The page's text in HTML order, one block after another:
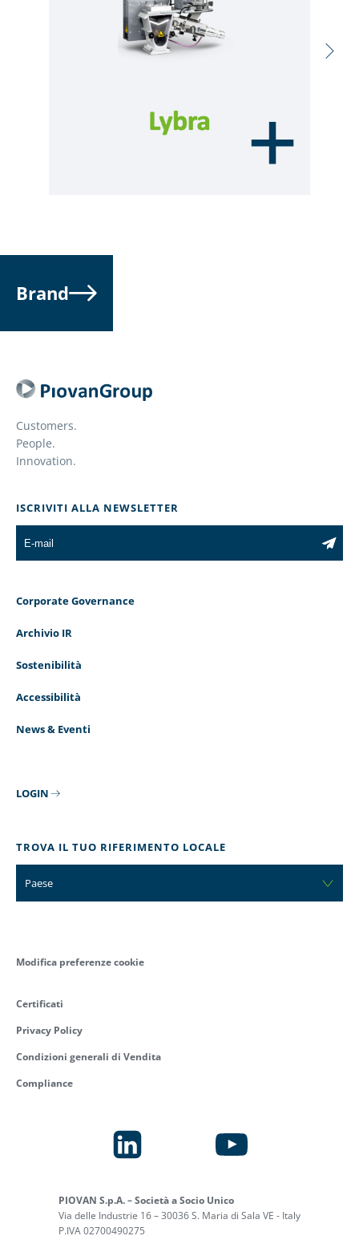
Brand
Customers.
People.
Innovation.
ISCRIVITI ALLA NEWSLETTER
Corporate Governance
Archivio IR
Sostenibilità
Accessibilità
News & Eventi
LOGIN
TROVA IL TUO RIFERIMENTO LOCALE
Paese
PIOVAN S.p.A. – Società a Socio Unico
Via delle Industrie 16 – 30036 S. Maria di Sala VE - Italy
P.IVA 02700490275
Modifica preferenze cookie
Certificati
Privacy Policy
Condizioni generali di Vendita
Compliance